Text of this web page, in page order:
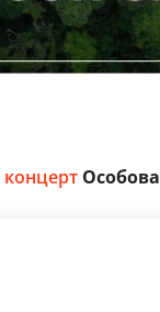
концертОсобова